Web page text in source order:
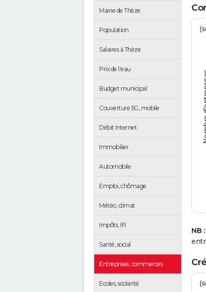
Mairie de Thèze
Population
Salaires à Thèze
Prix de l'eau
Budget municipal
Couverture 5G, mobile
Débit Internet
Immobilier
Automobile
Emploi, chômage
Météo, climat
Impôts, IFI
Santé, social
Entreprises, commerces
Ecoles, scolarité
NB :